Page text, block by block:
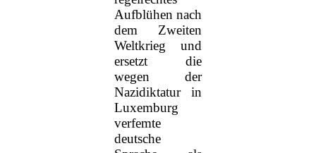
Aufblühen nach
dem Zweiten
Weltkrieg und
ersetzt die
wegen der
Nazidiktatur in
Luxemburg
verfemte
deutsche